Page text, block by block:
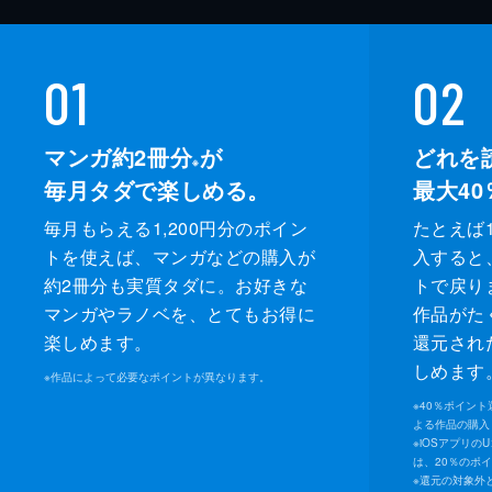
01
マンガ約2冊分※が
毎月タダで楽しめる。
毎月もらえる1,200円分のポイン
トを使えば、マンガなどの購入が
約2冊分も実質タダに。お好きな
マンガやラノベを、とてもお得に
楽しめます。
※作品によって必要なポイントが異なります。
02
どれを
最大40
たとえ
入する
トで戻
作品がた
還元され
しめます
※40％ポイント
よる作品の購
※iOSアプリの
は、20％のポ
※還元の対象外